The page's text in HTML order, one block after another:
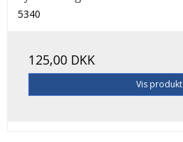
5340
125,00 DKK
Vis produkt